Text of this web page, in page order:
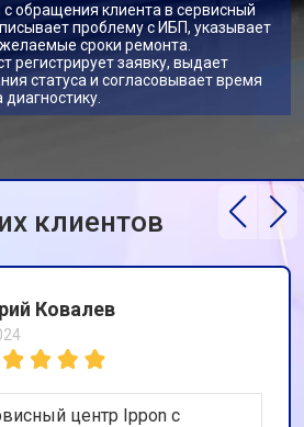
с обращения клиента в сервисный
проблему с ИБП, указывает
сроки ремонта.
регистрирует заявку, выдает
статуса и согласовывает время
клиентов
Ковалев
центр Ippon с